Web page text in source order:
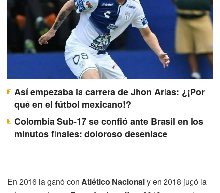
Así empezaba la carrera de Jhon Arias: ¿¡Por
qué en el fútbol mexicano!?
Colombia Sub-17 se confió ante Brasil en los
minutos finales: doloroso desenlace
En 2016 la ganó con Atlético Nacionaly en 2018 jugó la